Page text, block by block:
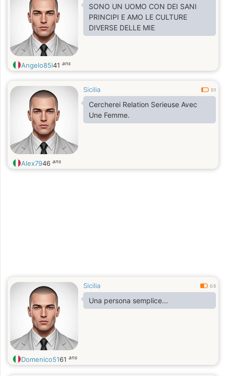
SONO UN UOMO CON DEI SANI
PRINCIPI E AMO LE CULTURE
DIVERSE DELLE MIE
Angelo85l41 ans
Sicilia 0.1
Cercherei Relation Serieuse Avec
Une Femme.
Alex7946 ans
Sicilia 0.5
Una persona semplice...
Domenico5161 ans